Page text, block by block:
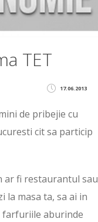
TET
17.06.2013
de pribejie cu
cit sa particip
ar fi restaurantul sau
la masa ta, sa ai in
farfuriile aburinde